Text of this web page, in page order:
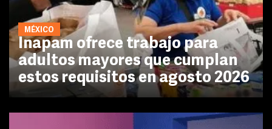
MÉXICO
Inapam ofrece trabajo para
adultos mayores que cumplan
estos requisitos en agosto 2026